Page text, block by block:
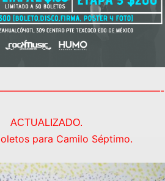
ACTUALIZADO.
para Camilo Séptimo.